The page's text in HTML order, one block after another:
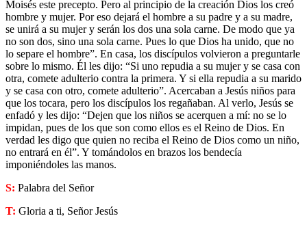
Moisés este precepto. Pero al principio de la creación Dios los creó
hombre y mujer. Por eso dejará el hombre a su padre y a su madre,
se unirá a su mujer y serán los dos una sola carne. De modo que ya
no son dos, sino una sola carne. Pues lo que Dios ha unido, que no
lo separe el hombre”. En casa, los discípulos volvieron a preguntarle
sobre lo mismo. Él les dijo: “Si uno repudia a su mujer y se casa con
otra, comete adulterio contra la primera. Y si ella repudia a su marido
y se casa con otro, comete adulterio”. Acercaban a Jesús niños para
que los tocara, pero los discípulos los regañaban. Al verlo, Jesús se
enfadó y les dijo: “Dejen que los niños se acerquen a mí: no se lo
impidan, pues de los que son como ellos es el Reino de Dios. En
verdad les digo que quien no reciba el Reino de Dios como un niño,
no entrará en él”. Y tomándolos en brazos los bendecía
imponiéndoles las manos.
S: Palabra del Señor
T: Gloria a ti, Señor Jesús